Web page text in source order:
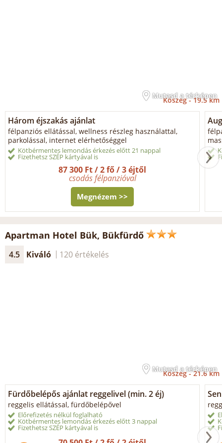
Mutasd a térképen
Kőszeg -19.5 km
Három éjszakás ajánlat
félpanziós ellátással, wellness részleg használattal,
parkolással, internet elérhetőséggel
Kötbérmentes lemondás érkezés előtt 21 nappal
Fizethetsz SZÉP kártyával is
87 300 Ft / 2 fő / 3 éjtől
csodás félpanzióval
Megnézem >>
Apartman Hotel Bük, Bükfürdő
4.5 Kiváló 120 értékelés
Mutasd a térképen
Kőszeg -21.6 km
Fürdőbelépős ajánlat reggelivel (min. 2 éj)
reggelis ellátással, fürdőbelépővel
Előrefizetés nélkül foglalható
Kötbérmentes lemondás érkezés előtt 3 nappal
Fizethetsz SZÉP kártyával is